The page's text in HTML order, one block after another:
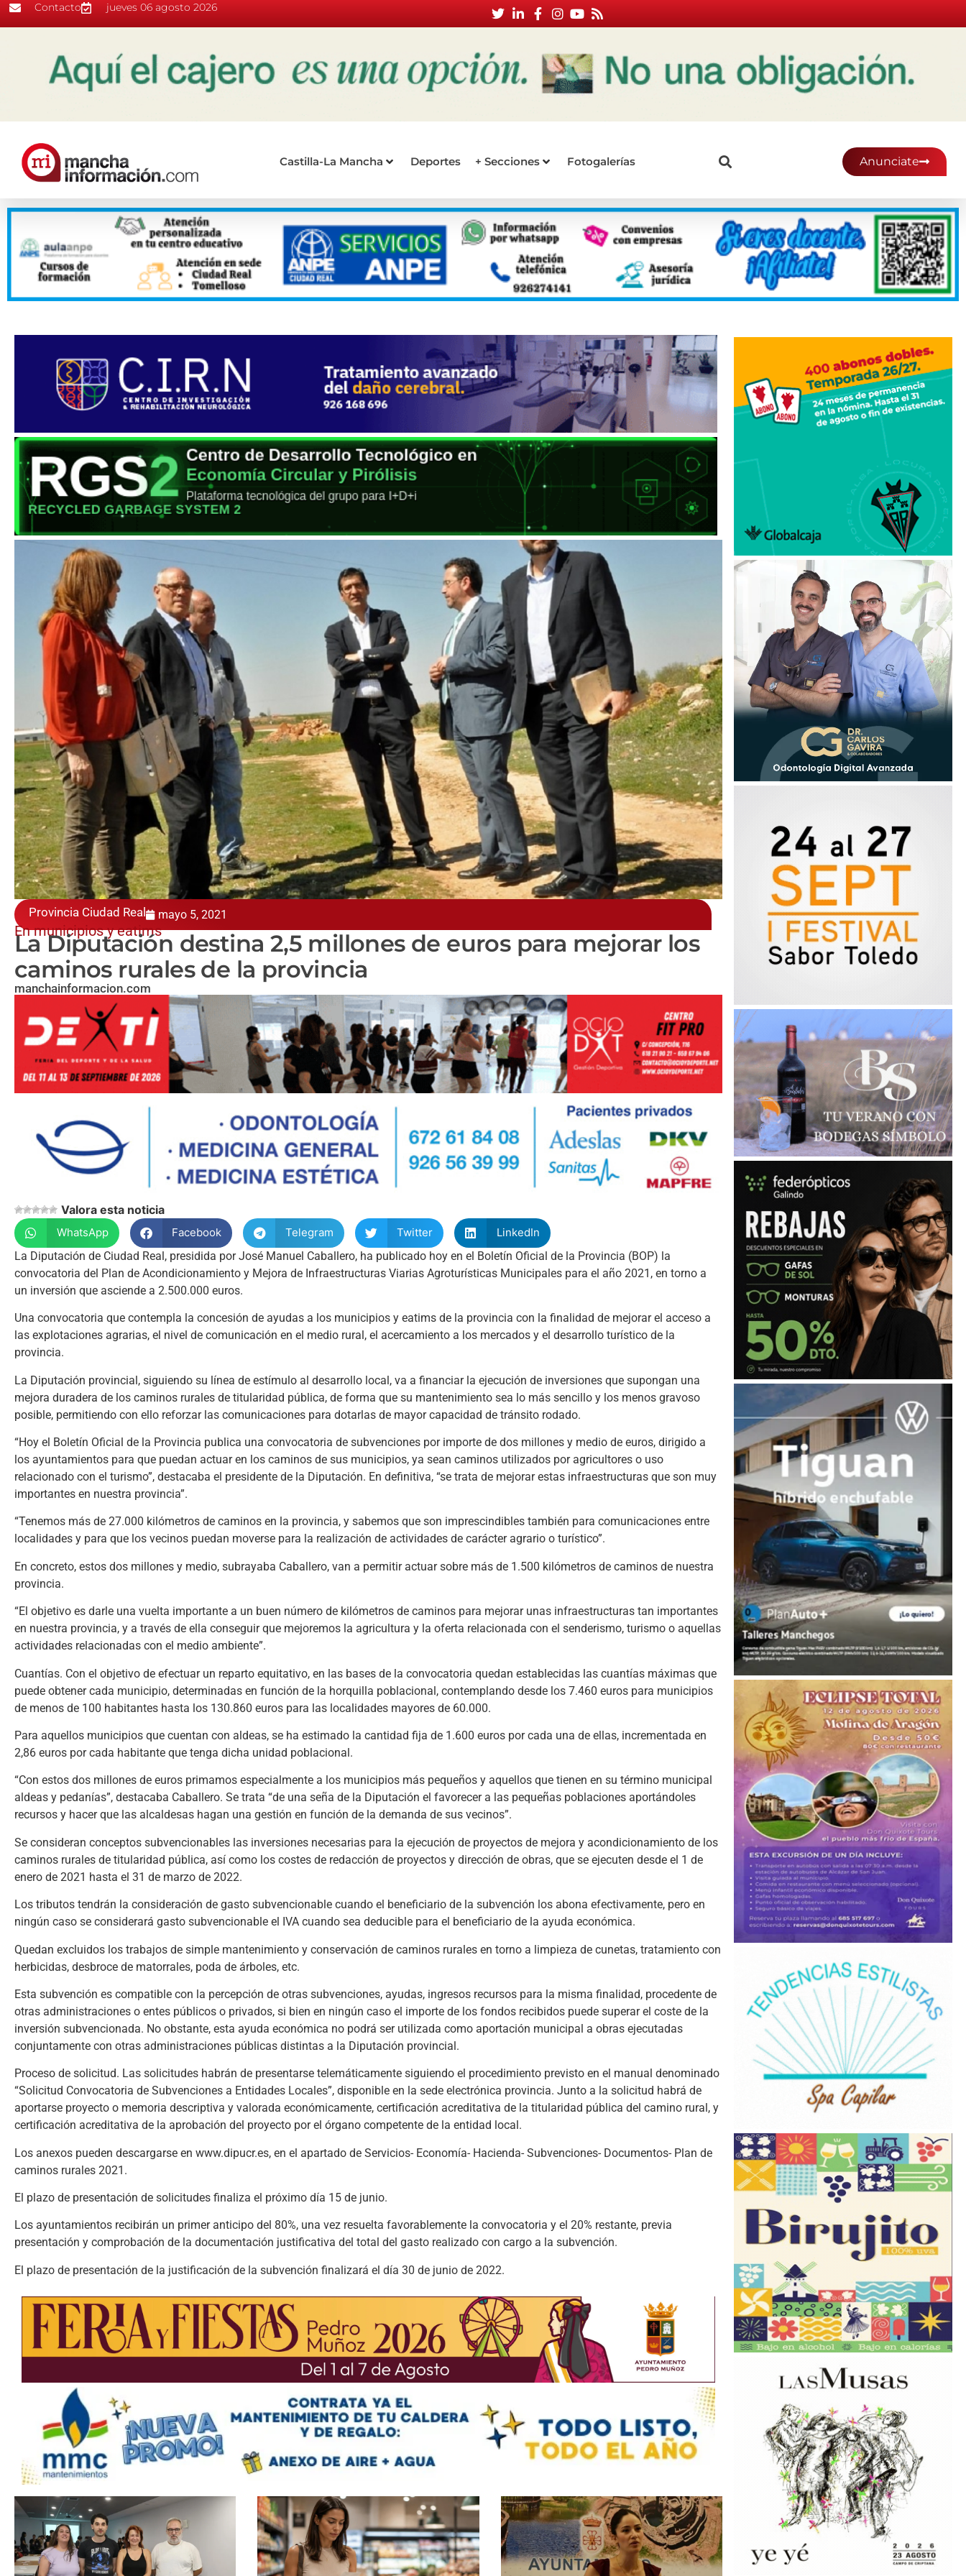
Contacto jueves 06 agosto 2026
Castilla-La Mancha Deportes + Secciones Fotogalerías Anunciate
Provincia Ciudad Real mayo 5, 2021
En municipios y eatims
La Diputación destina 2,5 millones de euros para mejorar los
caminos rurales de la provincia
manchainformacion.com
Valora esta noticia
WhatsApp Facebook Telegram Twitter
LinkedIn
La Diputación de Ciudad Real, presidida por José Manuel Caballero, ha publicado hoy en el Boletín Oficial de la Provincia (BOP) la
convocatoria del Plan de Acondicionamiento y Mejora de Infraestructuras Viarias Agroturísticas Municipales para el año 2021, en torno a
un inversión que asciende a 2.500.000 euros.
Una convocatoria que contempla la concesión de ayudas a los municipios y eatims de la provincia con la finalidad de mejorar el acceso a
las explotaciones agrarias, el nivel de comunicación en el medio rural, el acercamiento a los mercados y el desarrollo turístico de la
provincia.
La Diputación provincial, siguiendo su línea de estímulo al desarrollo local, va a financiar la ejecución de inversiones que supongan una
mejora duradera de los caminos rurales de titularidad pública, de forma que su mantenimiento sea lo más sencillo y los menos gravoso
posible, permitiendo con ello reforzar las comunicaciones para dotarlas de mayor capacidad de tránsito rodado.
“Hoy el Boletín Oficial de la Provincia publica una convocatoria de subvenciones por importe de dos millones y medio de euros, dirigido a
los ayuntamientos para que puedan actuar en los caminos de sus municipios, ya sean caminos utilizados por agricultores o uso
relacionado con el turismo”, destacaba el presidente de la Diputación. En definitiva, “se trata de mejorar estas infraestructuras que son muy
importantes en nuestra provincia”.
“Tenemos más de 27.000 kilómetros de caminos en la provincia, y sabemos que son imprescindibles también para comunicaciones entre
localidades y para que los vecinos puedan moverse para la realización de actividades de carácter agrario o turístico”.
En concreto, estos dos millones y medio, subrayaba Caballero, van a permitir actuar sobre más de 1.500 kilómetros de caminos de nuestra
provincia.
“El objetivo es darle una vuelta importante a un buen número de kilómetros de caminos para mejorar unas infraestructuras tan importantes
en nuestra provincia, y a través de ella conseguir que mejoremos la agricultura y la oferta relacionada con el senderismo, turismo o aquellas
actividades relacionadas con el medio ambiente”.
Cuantías. Con el objetivo de efectuar un reparto equitativo, en las bases de la convocatoria quedan establecidas las cuantías máximas que
puede obtener cada municipio, determinadas en función de la horquilla poblacional, contemplando desde los 7.460 euros para municipios
de menos de 100 habitantes hasta los 130.860 euros para las localidades mayores de 60.000.
Para aquellos municipios que cuentan con aldeas, se ha estimado la cantidad fija de 1.600 euros por cada una de ellas, incrementada en
2,86 euros por cada habitante que tenga dicha unidad poblacional.
“Con estos dos millones de euros primamos especialmente a los municipios más pequeños y aquellos que tienen en su término municipal
aldeas y pedanías”, destacaba Caballero. Se trata “de una seña de la Diputación el favorecer a las pequeñas poblaciones aportándoles
recursos y hacer que las alcaldesas hagan una gestión en función de la demanda de sus vecinos”.
Se consideran conceptos subvencionables las inversiones necesarias para la ejecución de proyectos de mejora y acondicionamiento de los
caminos rurales de titularidad pública, así como los costes de redacción de proyectos y dirección de obras, que se ejecuten desde el 1 de
enero de 2021 hasta el 31 de marzo de 2022.
Los tributos tendrán la consideración de gasto subvencionable cuando el beneficiario de la subvención los abona efectivamente, pero en
ningún caso se considerará gasto subvencionable el IVA cuando sea deducible para el beneficiario de la ayuda económica.
Quedan excluidos los trabajos de simple mantenimiento y conservación de caminos rurales en torno a limpieza de cunetas, tratamiento con
herbicidas, desbroce de matorrales, poda de árboles, etc.
Esta subvención es compatible con la percepción de otras subvenciones, ayudas, ingresos recursos para la misma finalidad, procedente de
otras administraciones o entes públicos o privados, si bien en ningún caso el importe de los fondos recibidos puede superar el coste de la
inversión subvencionada. No obstante, esta ayuda económica no podrá ser utilizada como aportación municipal a obras ejecutadas
conjuntamente con otras administraciones públicas distintas a la Diputación provincial.
Proceso de solicitud. Las solicitudes habrán de presentarse telemáticamente siguiendo el procedimiento previsto en el manual denominado
“Solicitud Convocatoria de Subvenciones a Entidades Locales”, disponible en la sede electrónica provincia. Junto a la solicitud habrá de
aportarse proyecto o memoria descriptiva y valorada económicamente, certificación acreditativa de la titularidad pública del camino rural, y
certificación acreditativa de la aprobación del proyecto por el órgano competente de la entidad local.
Los anexos pueden descargarse en www.dipucr.es, en el apartado de Servicios- Economía- Hacienda- Subvenciones- Documentos- Plan de
caminos rurales 2021.
El plazo de presentación de solicitudes finaliza el próximo día 15 de junio.
Los ayuntamientos recibirán un primer anticipo del 80%, una vez resuelta favorablemente la convocatoria y el 20% restante, previa
presentación y comprobación de la documentación justificativa del total del gasto realizado con cargo a la subvención.
El plazo de presentación de la justificación de la subvención finalizará el día 30 de junio de 2022.